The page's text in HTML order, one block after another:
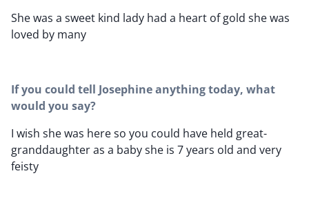
She was a sweet kind lady had a heart of gold she was
loved by many
If you could tell Josephine anything today, what
would you say?
I wish she was here so you could have held great-
granddaughter as a baby she is 7 years old and very
feisty